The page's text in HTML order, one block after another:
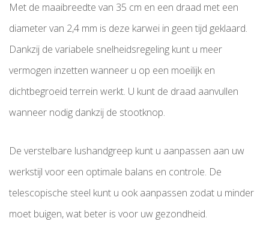
Met de maaibreedte van 35 cm en een draad met een
diameter van 2,4 mm is deze karwei in geen tijd geklaard.
Dankzij de variabele snelheidsregeling kunt u meer
vermogen inzetten wanneer u op een moeilijk en
dichtbegroeid terrein werkt. U kunt de draad aanvullen
wanneer nodig dankzij de stootknop.
De verstelbare lushandgreep kunt u aanpassen aan uw
werkstijl voor een optimale balans en controle. De
telescopische steel kunt u ook aanpassen zodat u minder
moet buigen, wat beter is voor uw gezondheid.